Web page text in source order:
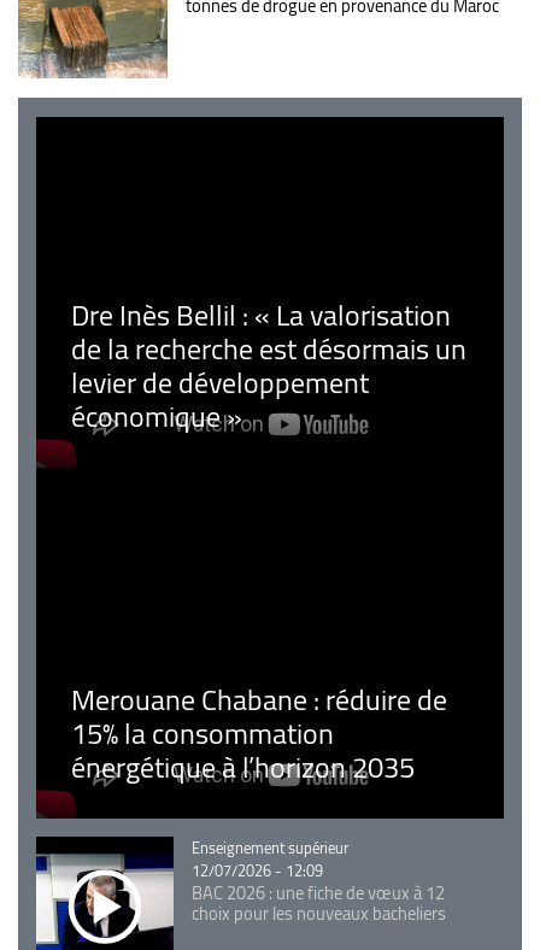
Dre Inès Bellil : « La valorisation
de la recherche est désormais un
levier de développement
économique »
Merouane Chabane : réduire de
15% la consommation
énergétique à l’horizon 2035
Catégorie
Enseignement supérieur
12/07/2026 - 12:09
BAC 2026 : une fiche de vœux à 12
choix pour les nouveaux bacheliers